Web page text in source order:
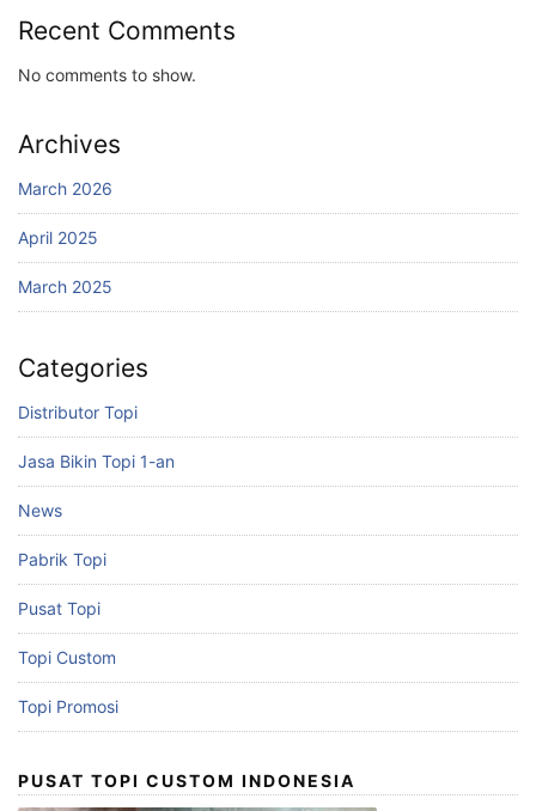
Recent Comments
No comments to show.
Archives
March 2026
April 2025
March 2025
Categories
Distributor Topi
Jasa Bikin Topi 1-an
News
Pabrik Topi
Pusat Topi
Topi Custom
Topi Promosi
PUSAT TOPI CUSTOM INDONESIA